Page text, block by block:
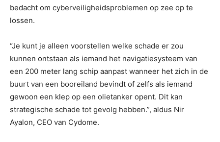
bedacht om cyberveiligheidsproblemen op zee op te
lossen.
“Je kunt je alleen voorstellen welke schade er zou
kunnen ontstaan ​​als iemand het navigatiesysteem van
een 200 meter lang schip aanpast wanneer het zich in de
buurt van een booreiland bevindt of zelfs als iemand
gewoon een klep op een olietanker opent. Dit kan
strategische schade tot gevolg hebben.”, aldus Nir
Ayalon, CEO van Cydome.